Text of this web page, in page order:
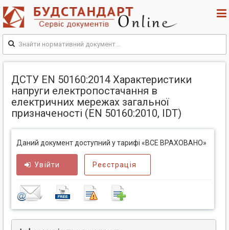
ДСТУ ЕN 50160:2014 Характеристики
напруги електропостачання в
електричних мережах загальної
призначеності (ЕN 50160:2010, IDT)
Даний документ доступний у тарифі «ВСЕ ВРАХОВАНО»
Увійти Реєстрація